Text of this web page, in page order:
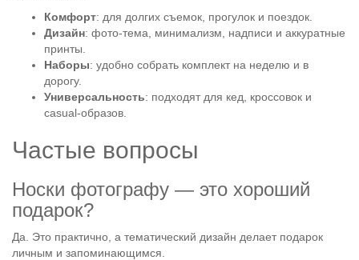
Комфорт: для долгих съемок, прогулок и поездок.
Дизайн: фото-тема, минимализм, надписи и аккуратные
принты.
Наборы: удобно собрать комплект на неделю и в
дорогу.
Универсальность: подходят для кед, кроссовок и
casual-образов.
Частые вопросы
Носки фотографу — это хороший
подарок?
Да. Это практично, а тематический дизайн делает подарок
личным и запоминающимся.